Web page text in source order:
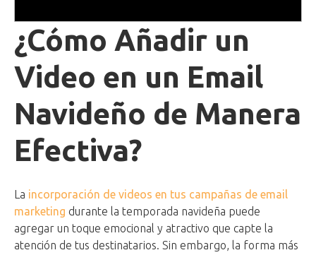
¿Cómo Añadir un
Video en un Email
Navideño de Manera
Efectiva?
La incorporación de videos en tus campañas de email
marketing durante la temporada navideña puede
agregar un toque emocional y atractivo que capte la
atención de tus destinatarios. Sin embargo, la forma más